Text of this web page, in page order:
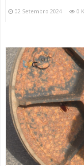
02 Setembro 2024 0 K